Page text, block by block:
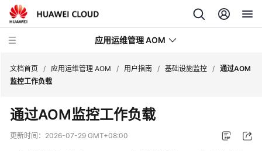
应用运维管理 AOM
最
新
动
文档首页 / 应用运维管理 AOM / 用户指南 / 基础设施监控 / 通过AOM
监控工作负载
通过AOM监控工作负载
更新时间： 2026-07-29 GMT+08:00